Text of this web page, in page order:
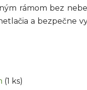
rámom bez
a bezpečne
(1 ks)